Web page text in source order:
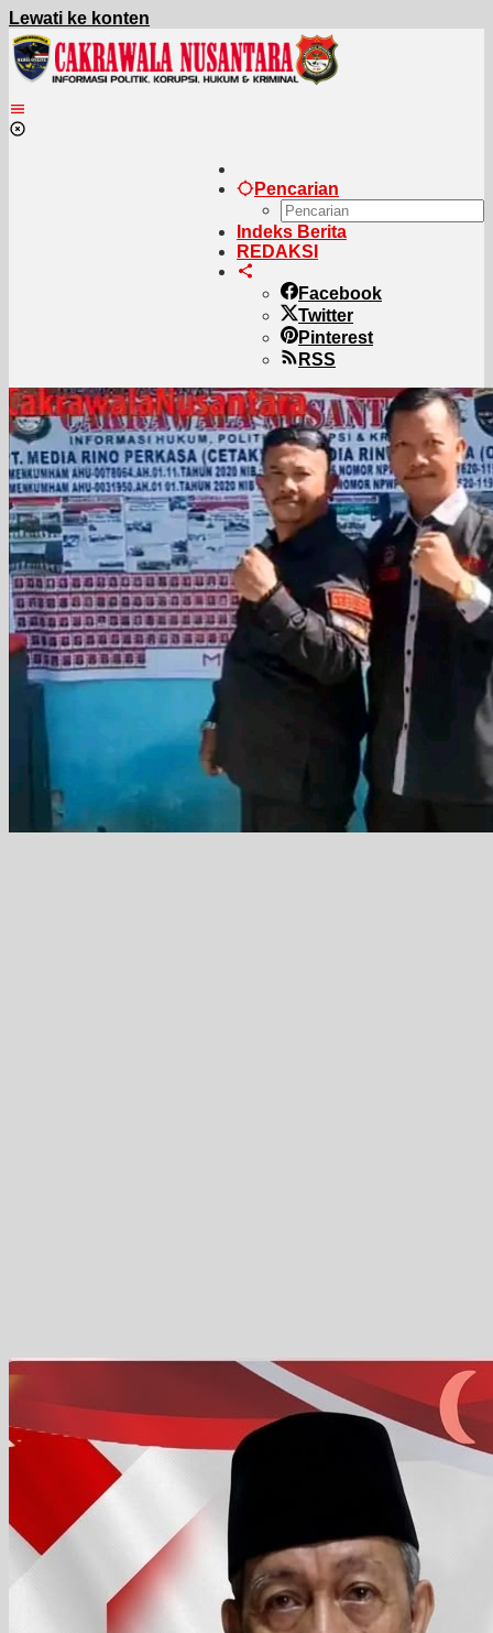
Lewati ke konten
Pencarian
Indeks Berita
REDAKSI
Facebook
Twitter
Pinterest
RSS